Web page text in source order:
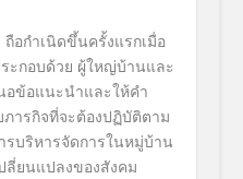
อกำเนิดขึ้นครั้งแรกเมื่อ
ะกอบด้วย ผู้ใหญ่บ้านและ
ข้อแนะนำและให้คำ
ารกิจที่จะต้องปฏิบัติตาม
รบริหารจัดการในหมู่บ้าน
ลี่ยนแปลงของสังคม